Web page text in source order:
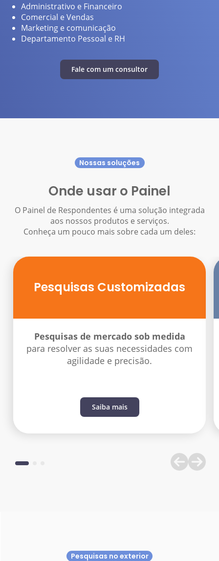
Administrativo e Financeiro
Comercial e Vendas
Marketing e comunicação
Departamento Pessoal e RH
Fale com um consultor
Nossas soluções
Onde usar o Painel
O Painel de Respondentes é uma solução integrada
aos nossos produtos e serviços.
Conheça um pouco mais sobre cada um deles:
Pesquisas Customizadas
Pesquisas de mercado sob medida
para resolver as suas necessidades com
agilidade e precisão.
Saiba mais
Pesquisas no exterior